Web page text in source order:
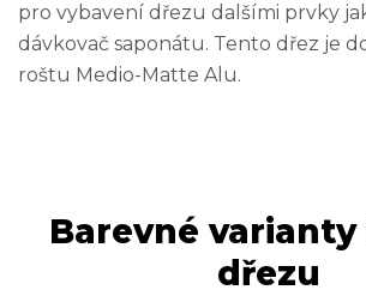
pro vybavení dřezu dalšími prvky
dávkovač saponátu. Tento dřez je
roštu Medio-Matte Alu.
Barevné
dřezu